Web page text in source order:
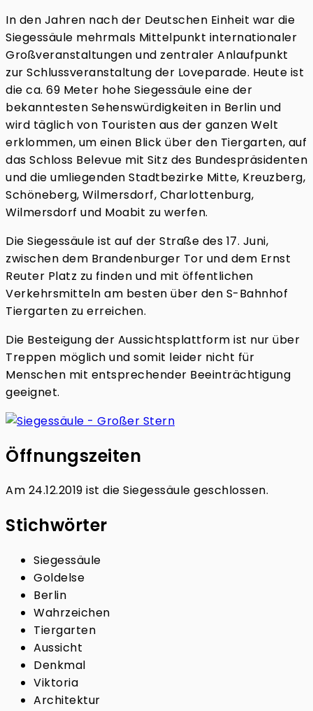
In den Jahren nach der Deutschen Einheit war die
Siegessäule mehrmals Mittelpunkt internationaler
Großveranstaltungen und zentraler Anlaufpunkt
zur Schlussveranstaltung der Loveparade. Heute ist
die ca. 69 Meter hohe Siegessäule eine der
bekanntesten Sehenswürdigkeiten in Berlin und
wird täglich von Touristen aus der ganzen Welt
erklommen, um einen Blick über den Tiergarten, auf
das Schloss Belevue mit Sitz des Bundespräsidenten
und die umliegenden Stadtbezirke Mitte, Kreuzberg,
Schöneberg, Wilmersdorf, Charlottenburg,
Wilmersdorf und Moabit zu werfen.
Die Siegessäule ist auf der Straße des 17. Juni,
zwischen dem Brandenburger Tor und dem Ernst
Reuter Platz zu finden und mit öffentlichen
Verkehrsmitteln am besten über den S-Bahnhof
Tiergarten zu erreichen.
Die Besteigung der Aussichtsplattform ist nur über
Treppen möglich und somit leider nicht für
Menschen mit entsprechender Beeinträchtigung
geeignet.
Öffnungszeiten
Am 24.12.2019 ist die Siegessäule geschlossen.
Stichwörter
Siegessäule
Goldelse
Berlin
Wahrzeichen
Tiergarten
Aussicht
Denkmal
Viktoria
Architektur